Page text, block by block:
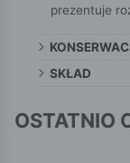
prezentuje
SKŁAD
OSTATNIO